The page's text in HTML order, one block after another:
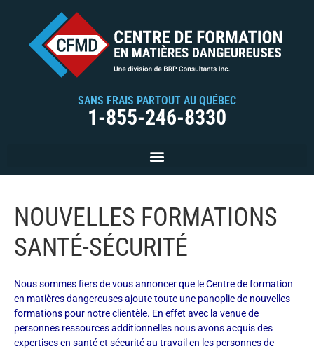
SANS FRAIS PARTOUT AU QUÉBEC
1-855-246-8330
NOUVELLES FORMATIONS
SANTÉ-SÉCURITÉ
Nous sommes fiers de vous annoncer que le Centre de formation
en matières dangereuses ajoute toute une panoplie de nouvelles
formations pour notre clientèle. En effet avec la venue de
personnes ressources additionnelles nous avons acquis des
expertises en santé et sécurité au travail en les personnes de